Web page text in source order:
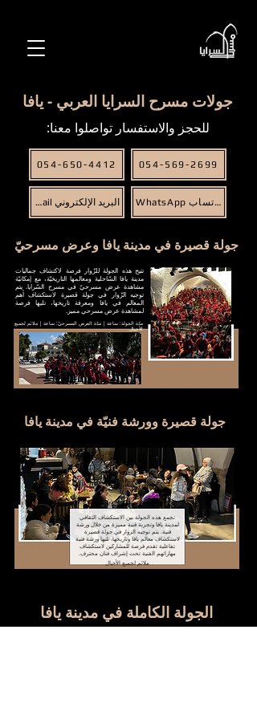
جولات مسرح السرايا العربي - يافا
للحجز والاستفسار تواصلوا معنا:
054-650-4412 054-569-2699
البريد الإلكتروني Email WhatsApp واتساب
جولة قصيرة في مدينة يافا وعرض مسرحيّ
تتيح هذه الجولة للزّوار فرصة لاكتشاف جماليات
مدينة يافا السّاحلية ومعالمها التاريخيّة، مع إمكانيّة
مشاهدة عرض مسرحيّ في مسرح السّرايا. يتم
توجيه الزّوار في جولة قصيرة لاستكشاف أهم
المعالم في يافا ومعرفة تاريخها، تليها فرصة
لمشاهدة عرض مسرحي مميز.
مدّة الجولة: ساعة | مدّة العرض المسرحيّ: ساعة | ملائم لجميع
الأجيال
جولة قصيرة وورشة فنيّة في مدينة يافا
تجمع هذه الجولة بين الاستكشاف الثقافي
لمدينة يافا وتجربة فنية مميزة من خلال ورشة
فنية. يتم توجيه الزوار في جولة قصيرة
لاستكشاف معالم يافا وتاريخها، تليها ورشة فنية
تفاعلية تقدم فرصة للمشاركين لاستكشاف
مهاراتهم الفنية تحت إشراف فنان محترف.
ملائم لجميع الأجيال
الجولة الكاملة في مدينة يافا